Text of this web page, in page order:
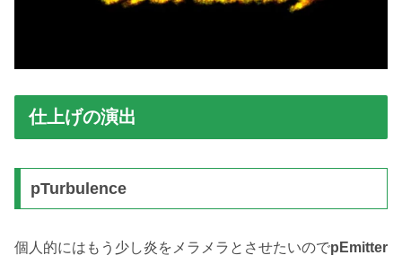
仕上げの演出
pTurbulence
個人的にはもう少し炎をメラメラとさせたいのでpEmitter